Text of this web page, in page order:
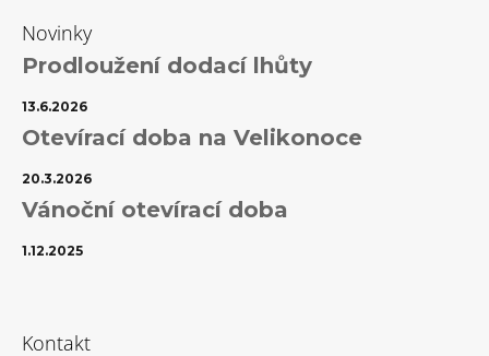
Novinky
Prodloužení dodací lhůty
13.6.2026
Otevírací doba na Velikonoce
20.3.2026
Vánoční otevírací doba
1.12.2025
Kontakt